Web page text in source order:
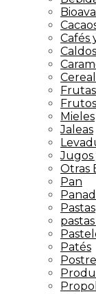
Cafés
Caldos
Mieles
Jaleas
Otras
Pan
Pastas
Patés